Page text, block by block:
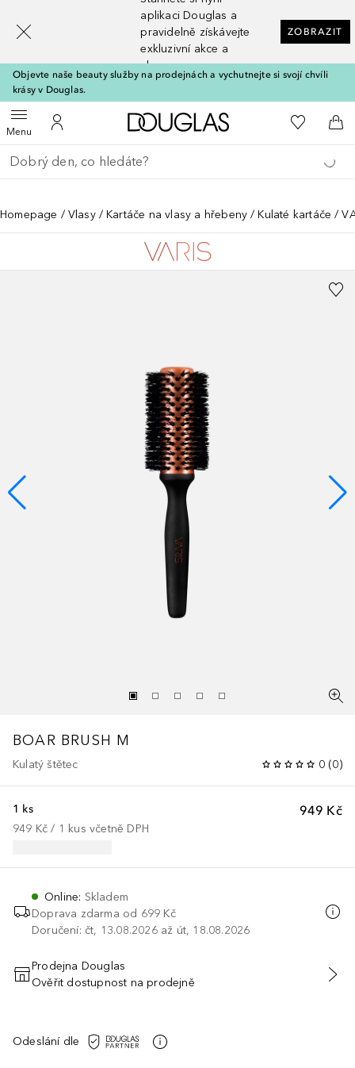
aplikaci Douglas a
pravidelně získávejte
exkluzivní akce a
slevy
ZOBRAZIT
Objevte naše beauty služby na prodejnách a vychutnejte si svojí chvíli
krásy v Douglas.
MenuOtevřít menuK mému účtu
Domů K mému
Do
Vraťte se
Proveďte vyhledávání
Homepage Vlasy Kartáče na vlasy a hřebeny Kulaté kartáče
BOAR BRUSH M
Kulatý štětec 0 (0)
949 Kč
1 ks
949 Kč / 1 kus včetně DPH
Online: Skladem
Doprava zdarma od 699 Kč
Doručení: čt, 13.08.2026 až út, 18.08.2026
PŘIDAT DO KOŠÍKU
Prodejna Douglas
Ověřit dostupnost na prodejně
Odeslání dle
[navigation.slideout.screenreader]